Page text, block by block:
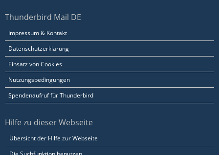
Thunderbird Mail DE
Impressum & Kontakt
Datenschutzerklärung
Einsatz von Cookies
Nutzungsbedingungen
Spendenaufruf für Thunderbird
Hilfe zu dieser Webseite
Übersicht der Hilfe zur Webseite